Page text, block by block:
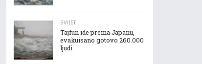
SVIJET
Tajfun ide prema Japanu,
evakuisano gotovo 260.000
ljudi